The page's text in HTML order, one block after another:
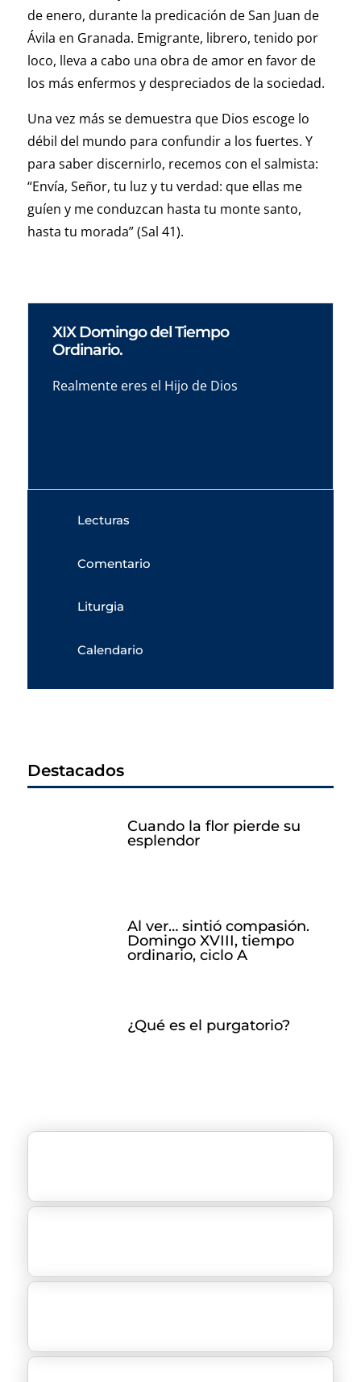
de enero, durante la predicación de San Juan de
Ávila en Granada. Emigrante, librero, tenido por
loco, lleva a cabo una obra de amor en favor de
los más enfermos y despreciados de la sociedad.
Una vez más se demuestra que Dios escoge lo
débil del mundo para confundir a los fuertes. Y
para saber discernirlo, recemos con el salmista:
“Envía, Señor, tu luz y tu verdad: que ellas me
guíen y me conduzcan hasta tu monte santo,
hasta tu morada” (Sal 41).
XIX Domingo del Tiempo
Ordinario.
Realmente eres el Hijo de Dios
Lecturas
Comentario
Liturgia
Calendario
Destacados
Cuando la flor pierde su
esplendor
Al ver… sintió compasión.
Domingo XVIII, tiempo
ordinario, ciclo A
¿Qué es el purgatorio?